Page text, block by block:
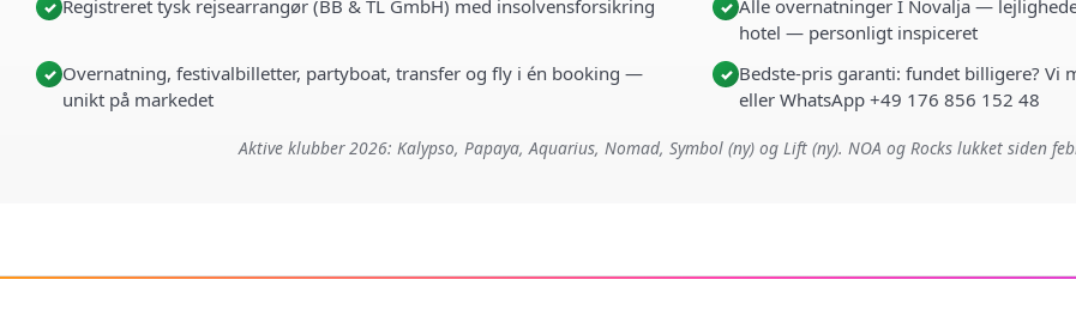
✓ Registreret tysk rejsearrangør (BB & TL GmbH) med insolvensforsikring ✓ Alle overnatninger I Novalja —
hotel — personligt inspiceret
✓ Overnatning, festivalbilletter, partyboat, transfer og fly i én booking —
unikt på markedet
✓ Bedste-pris garanti: fundet billigere? Vi
eller WhatsApp +49 176 856 152 48
Aktive klubber 2026: Kalypso, Papaya, Aquarius, Nomad, Symbol (ny) og Lift (ny). NOA og Rocks lukket siden